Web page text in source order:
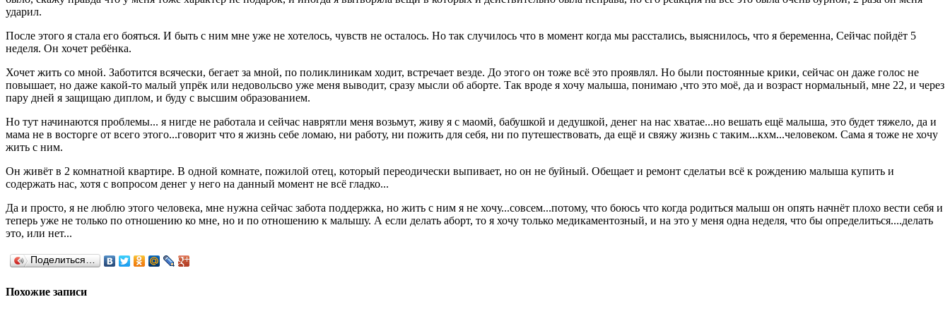
ударил.
После этого я стала его бояться. И быть с ним мне уже не хотелось, чувств не осталось. Но так случилось что в момент когда мы расстались, выяснилось, что я беременна, Сейчас пойдёт 5
неделя. Он хочет ребёнка.
Хочет жить со мной. Заботится всячески, бегает за мной, по поликлиникам ходит, встречает везде. До этого он тоже всё это проявлял. Но были постоянные крики, сейчас он даже голос не
повышает, но даже какой-то малый упрёк или недовольсво уже меня выводит, сразу мысли об аборте. Так вроде я хочу малыша, понимаю ,что это моё, да и возраст нормальный, мне 22, и через
пару дней я защищаю диплом, и буду с высшим образованием.
Но тут начинаются проблемы... я нигде не работала и сейчас наврятли меня возьмут, живу я с маомй, бабушкой и дедушкой, денег на нас хватае...но вешать ещё малыша, это будет тяжело, да и
мама не в восторге от всего этого...говорит что я жизнь себе ломаю, ни работу, ни пожить для себя, ни по путешествовать, да ещё и свяжу жизнь с таким...кхм...человеком. Сама я тоже не хочу
жить с ним.
Он живёт в 2 комнатной квартире. В одной комнате, пожилой отец, который переодически выпивает, но он не буйный. Обещает и ремонт сделатьи всё к рождению малыша купить и
содержать нас, хотя с вопросом денег у него на данный момент не всё гладко...
Да и просто, я не люблю этого человека, мне нужна сейчас забота поддержка, но жить с ним я не хочу...совсем...потому, что боюсь что когда родиться малыш он опять начнёт плохо вести себя и
теперь уже не только по отношению ко мне, но и по отношению к малышу. А если делать аборт, то я хочу только медикаментозный, и на это у меня одна неделя, что бы определиться....делать
это, или нет...
Поделиться…
Похожие записи